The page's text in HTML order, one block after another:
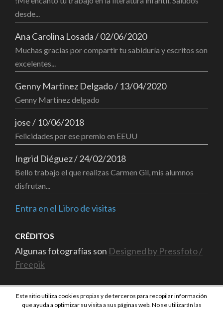
desde...
Ana Carolina Losada/02/06/2020
Muchas gracias por compartir tu sabiduría y escritos son
excelentes...
Genny Martinez Delgado/ 13/04/2020
Genny Martinez delgado
jose/ 10/06/2018
Felicidades por ese premio en EEUU
Ingrid Diéguez/24/02/2018
Bello trabajo el que realizas Carmen Gil, mis alumnos
disfrutan...
Entra en el Libro de visitas
CRÉDITOS
Algunas fotografías son Designed by Pressfoto /
Freepik
Este sitio utiliza cookies propias y de terceros para recopilar información
que ayuda a optimizar su visita a sus páginas web. No se utilizarán las